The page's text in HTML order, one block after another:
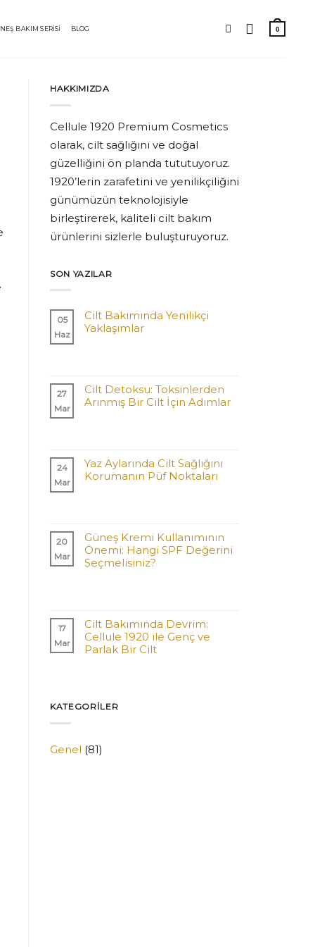
BAKIM SERİSİ BLOG
HAKKIMIZDA
Cellule 1920 Premium Cosmetics
olarak, cilt sağlığını ve doğal
güzelliğini ön planda tututuyoruz.
1920’lerin zarafetini ve yenilikçiliğini
günümüzün teknolojisiyle
birleştirerek, kaliteli cilt bakım
ürünlerini sizlerle buluşturuyoruz.
SON YAZILAR
05
Haz
Cilt Bakımında Yenilikçi
Yaklaşımlar
27
Mar
Cilt Detoksu: Toksinlerden
Arınmış Bir Cilt İçin Adımlar
24
Mar
Yaz Aylarında Cilt Sağlığını
Korumanın Püf Noktaları
20
Mar
Güneş Kremi Kullanımının
Önemi: Hangi SPF Değerini
Seçmelisiniz?
17
Mar
Cilt Bakımında Devrim:
Cellule 1920 ile Genç ve
Parlak Bir Cilt
KATEGORILER
Genel (81)